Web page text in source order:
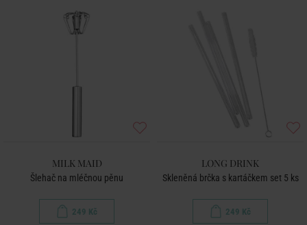
MILK MAID
Šlehač na mléčnou pěnu
249 Kč
LONG DRINK
Skleněná brčka s kartáčkem set 5 ks
249 Kč